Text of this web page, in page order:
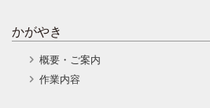
かがやき
概要・ご案内
作業内容